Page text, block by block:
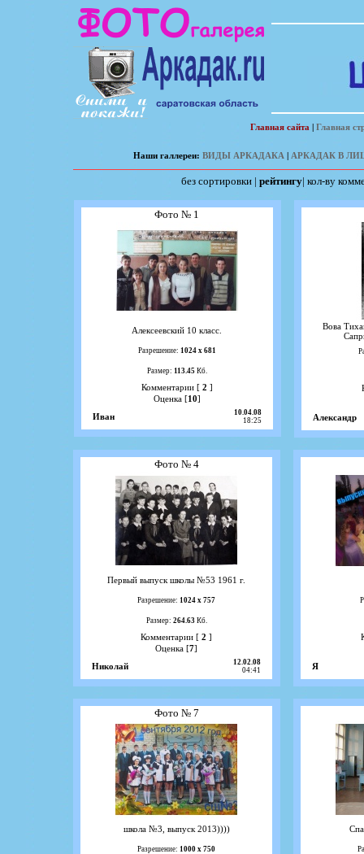
Главная сайта | Главная
Наши галлереи: ВИДЫ АРКАДАКА | АРКАДАК В
без сортировки | рейтингу| кол-ву
Фото № 1
Алексеевский 10 класс.
Разрешение: 1024 х 681
Размер: 113.45Кб.
Комментарии [2 ]
Оценка [10]
Иван
10.04.08
18:25
Вова
Александр
Фото № 4
Первый выпуск школы №53 1961 г.
Разрешение: 1024 х 757
Размер: 264.63Кб.
Комментарии [ 2 ]
Оценка [7]
Николай
12.02.08
04:41
Я
Фото № 7
школа №3, выпуск 2013))))
Разрешение: 1000 х 750